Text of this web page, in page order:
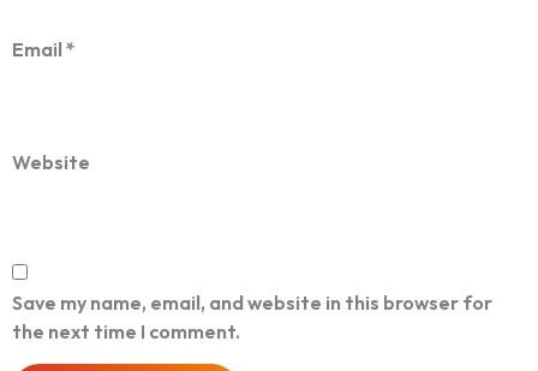
Email *
Website
Save my name, email, and website in this browser for
the next time I comment.